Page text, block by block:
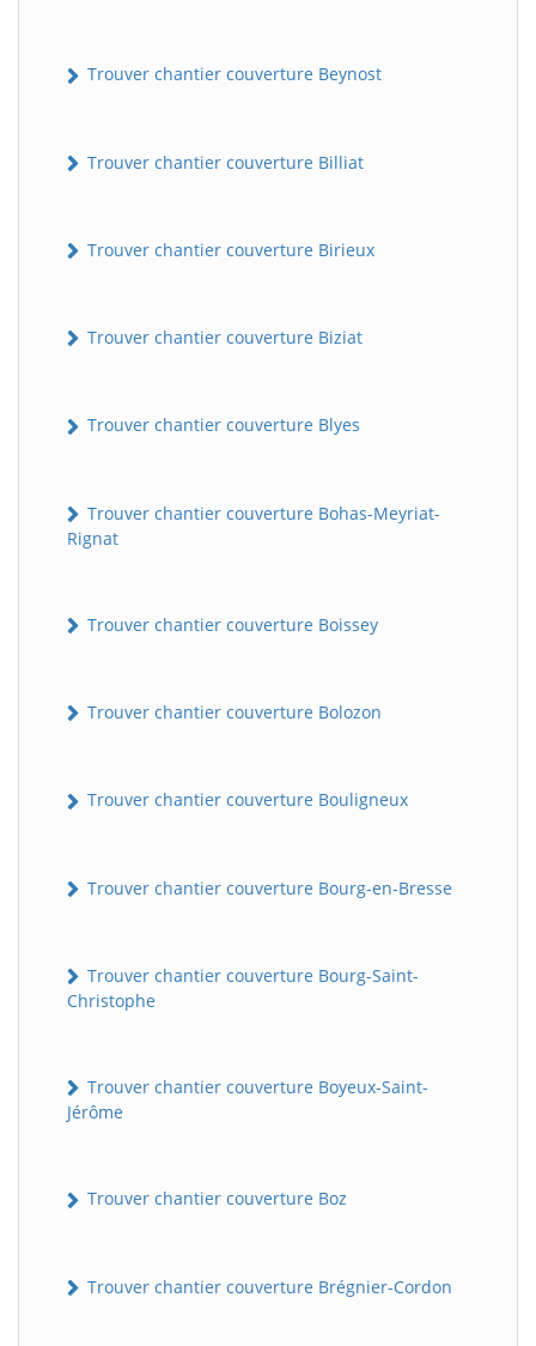
Trouver chantier couverture Beynost
Trouver chantier couverture Billiat
Trouver chantier couverture Birieux
Trouver chantier couverture Biziat
Trouver chantier couverture Blyes
Trouver chantier couverture Bohas-Meyriat-
Rignat
Trouver chantier couverture Boissey
Trouver chantier couverture Bolozon
Trouver chantier couverture Bouligneux
Trouver chantier couverture Bourg-en-Bresse
Trouver chantier couverture Bourg-Saint-
Christophe
Trouver chantier couverture Boyeux-Saint-
Jérôme
Trouver chantier couverture Boz
Trouver chantier couverture Brégnier-Cordon